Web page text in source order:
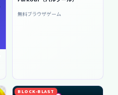
無料ブラウザゲーム
BLOCK-BLAST